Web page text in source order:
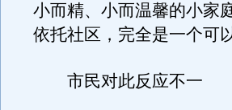
小而精、小而温馨的小家
依托社区，完全是一个可
市民对此反应不一